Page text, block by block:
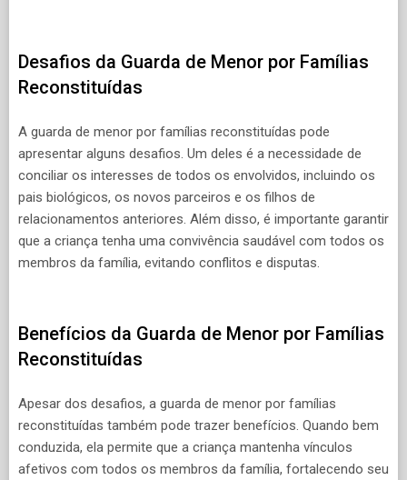
Desafios da Guarda de Menor por Famílias
Reconstituídas
A guarda de menor por famílias reconstituídas pode
apresentar alguns desafios. Um deles é a necessidade de
conciliar os interesses de todos os envolvidos, incluindo os
pais biológicos, os novos parceiros e os filhos de
relacionamentos anteriores. Além disso, é importante garantir
que a criança tenha uma convivência saudável com todos os
membros da família, evitando conflitos e disputas.
Benefícios da Guarda de Menor por Famílias
Reconstituídas
Apesar dos desafios, a guarda de menor por famílias
reconstituídas também pode trazer benefícios. Quando bem
conduzida, ela permite que a criança mantenha vínculos
afetivos com todos os membros da família, fortalecendo seu